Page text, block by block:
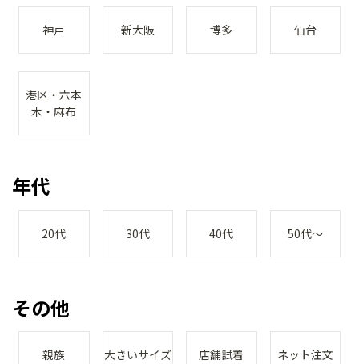
神戸 新大阪 博多 仙台
港区・六本
木・麻布
年代
20代 30代 40代 50代～
その他
親族 大きいサイズ 店舗試着 ネット注文